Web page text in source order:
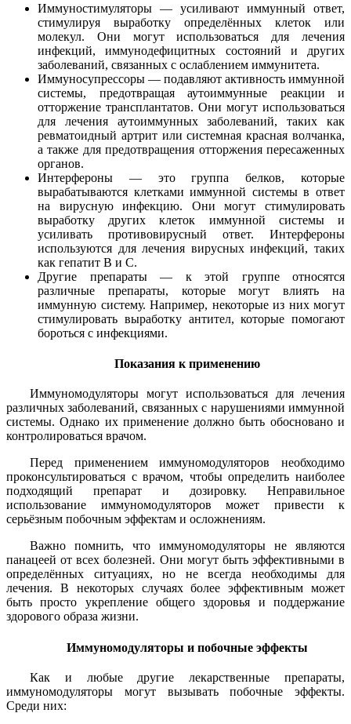
Иммуностимуляторы — усиливают иммунный ответ,
стимулируя выработку определённых клеток или
молекул. Они могут использоваться для лечения
инфекций, иммунодефицитных состояний и других
заболеваний, связанных с ослаблением иммунитета.
Иммуносупрессоры — подавляют активность иммунной
системы, предотвращая аутоиммунные реакции и
отторжение трансплантатов. Они могут использоваться
для лечения аутоиммунных заболеваний, таких как
ревматоидный артрит или системная красная волчанка,
а также для предотвращения отторжения пересаженных
органов.
Интерфероны — это группа белков, которые
вырабатываются клетками иммунной системы в ответ
на вирусную инфекцию. Они могут стимулировать
выработку других клеток иммунной системы и
усиливать противовирусный ответ. Интерфероны
используются для лечения вирусных инфекций, таких
как гепатит B и C.
Другие препараты — к этой группе относятся
различные препараты, которые могут влиять на
иммунную систему. Например, некоторые из них могут
стимулировать выработку антител, которые помогают
бороться с инфекциями.
Показания к применению
Иммуномодуляторы могут использоваться для лечения
различных заболеваний, связанных с нарушениями иммунной
системы. Однако их применение должно быть обосновано и
контролироваться врачом.
Перед применением иммуномодуляторов необходимо
проконсультироваться с врачом, чтобы определить наиболее
подходящий препарат и дозировку. Неправильное
использование иммуномодуляторов может привести к
серьёзным побочным эффектам и осложнениям.
Важно помнить, что иммуномодуляторы не являются
панацеей от всех болезней. Они могут быть эффективными в
определённых ситуациях, но не всегда необходимы для
лечения. В некоторых случаях более эффективным может
быть просто укрепление общего здоровья и поддержание
здорового образа жизни.
Иммуномодуляторы и побочные эффекты
Как и любые другие лекарственные препараты,
иммуномодуляторы могут вызывать побочные эффекты.
Среди них: